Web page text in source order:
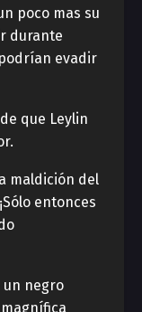
poco mas su
durante
evadir
que Leylin
maldición del
entonces
un negro